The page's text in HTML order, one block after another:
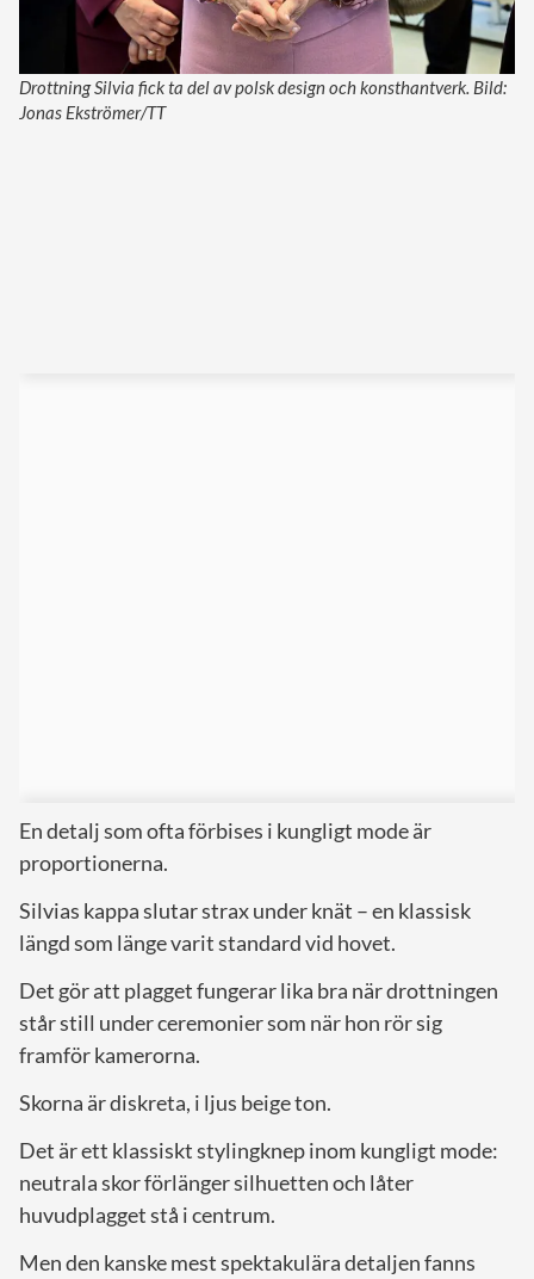
Drottning Silvia fick ta del av polsk design och konsthantverk. Bild:
Jonas Ekströmer/TT
En detalj som ofta förbises i kungligt mode är
proportionerna.
Silvias kappa slutar strax under knät – en klassisk
längd som länge varit standard vid hovet.
Det gör att plagget fungerar lika bra när drottningen
står still under ceremonier som när hon rör sig
framför kamerorna.
Skorna är diskreta, i ljus beige ton.
Det är ett klassiskt stylingknep inom kungligt mode:
neutrala skor förlänger silhuetten och låter
huvudplagget stå i centrum.
Men den kanske mest spektakulära detaljen fanns